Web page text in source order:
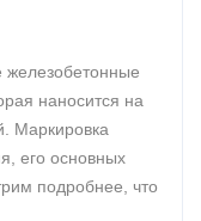
железобетонные
наносится на
Маркировка
его основных
подробнее, что